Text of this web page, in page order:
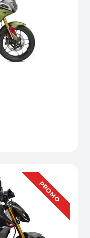
OFFERTA
PROMO